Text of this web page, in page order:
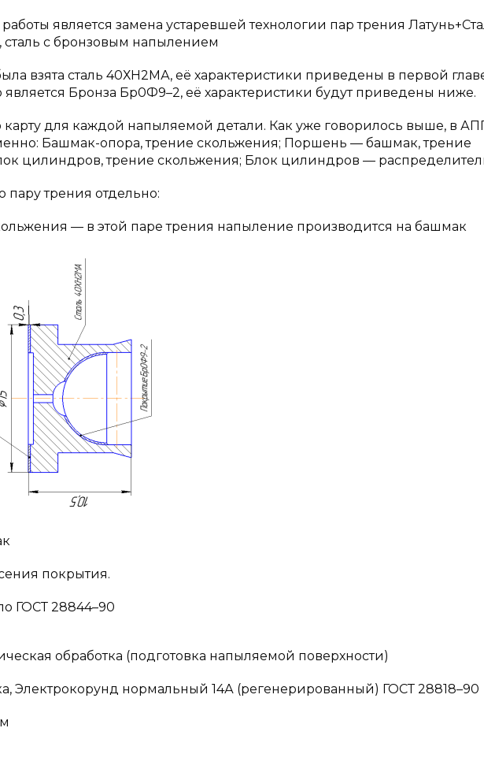
является замена устаревшей технологии пар трения
с бронзовым напылением
взята сталь 40ХН2МА, её характеристики приведены в первой
Бронза Бр0Ф9–2, её характеристики будут приведены ниже.
карту для каждой напыляемой детали. Как уже говорилось выше, в
Башмак-опора, трение скольжения; Поршень — башмак, трение
цилиндров, трение скольжения; Блок цилиндров —
трения отдельно:
— в этой паре трения напыление производится на башмак
покрытия.
ГОСТ 28844–90
обработка (подготовка напыляемой поверхности)
Электрокорунд нормальный 14А (регенерированный) ГОСТ 28818–90